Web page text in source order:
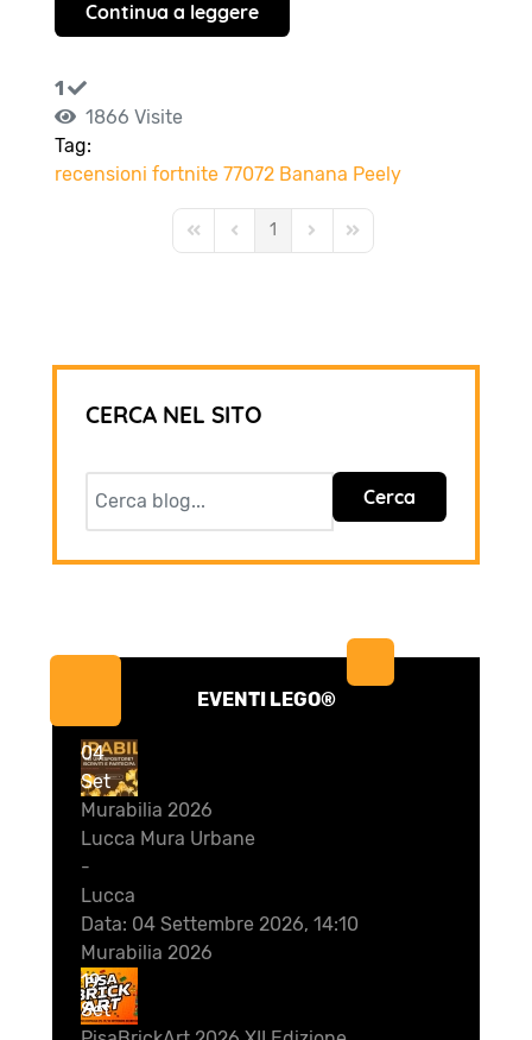
Continua a leggere
1
1866 Visite
Tag:
recensioni fortnite 77072 Banana Peely
First PagePrevious Page
1 Next PageLast Page
CERCA NEL SITO
Cerca
EVENTI LEGO®
04
Set
Murabilia 2026
Lucca Mura Urbane
-
Lucca
Data: 04 Settembre 2026, 14:10
Murabilia 2026
19
Set